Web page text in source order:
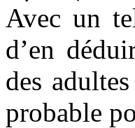
Avec un
d’en
des
probable